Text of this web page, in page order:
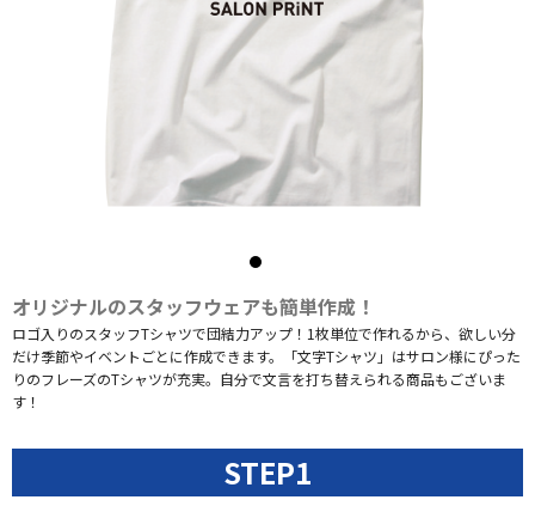
オリジナルのスタッフウェアも簡単作成！
ロゴ入りのスタッフTシャツで団結力アップ！1枚単位で作れるから、欲しい分
だけ季節やイベントごとに作成できます。「文字Tシャツ」はサロン様にぴった
りのフレーズのTシャツが充実。自分で文言を打ち替えられる商品もございま
す！
STEP1